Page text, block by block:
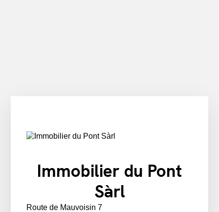
Immobilier du Pont
Sàrl
Route de Mauvoisin 7